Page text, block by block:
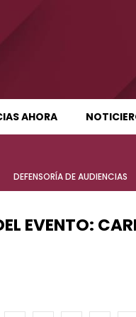
AHORA
EDICIÓN MATUTINA
matutina
DEFENSORÍA DE AUDIENCIAS
matutina
EVENTO: